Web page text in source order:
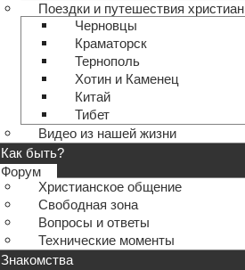
Поездки и путешествия христиан
Черновцы
Краматорск
Тернополь
Хотин и Каменец
Китай
Тибет
Видео из нашей жизни
Как быть?
Форум
Христианское общение
Свободная зона
Вопросы и ответы
Технические моменты
Знакомства